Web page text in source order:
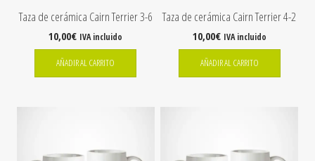
Taza de cerámica Cairn Terrier 3-6
10,00€ IVA incluido
AÑADIR AL CARRITO
Taza de cerámica Cairn Terrier 4-2
10,00€ IVA incluido
AÑADIR AL CARRITO